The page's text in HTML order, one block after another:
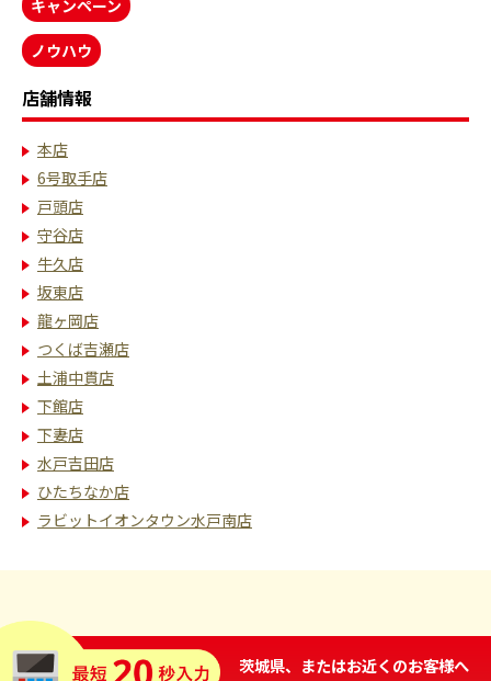
キャンペーン
ノウハウ
店舗情報
本店
6号取手店
戸頭店
守谷店
牛久店
坂東店
龍ヶ岡店
つくば吉瀬店
土浦中貫店
下館店
下妻店
水戸吉田店
ひたちなか店
ラビットイオンタウン水戸南店
茨城県、またはお近くのお客様へ